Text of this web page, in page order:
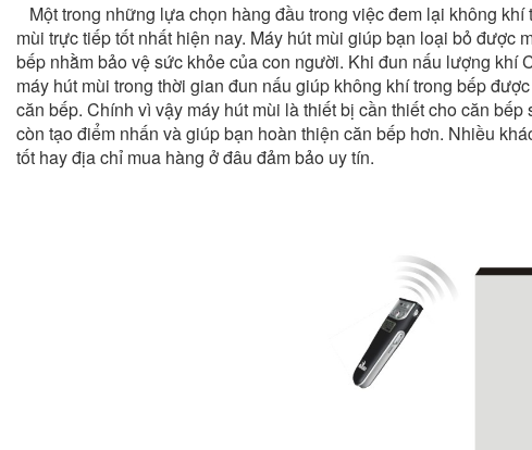
Một trong những lựa chọn hàng đầu trong việc đem lại không
mùi trực tiếp tốt nhất hiện nay. Máy hút mùi giúp bạn loại bỏ
bếp nhằm bảo vệ sức khỏe của con người. Khi đun nấu lượng
máy hút mùi trong thời gian đun nấu giúp không khí trong bếp
căn bếp. Chính vì vậy máy hút mùi là thiết bị cần thiết cho căn
còn tạo điểm nhấn và giúp bạn hoàn thiện căn bếp hơn. Nhiều
tốt hay địa chỉ mua hàng ở đâu đảm bảo uy tín.